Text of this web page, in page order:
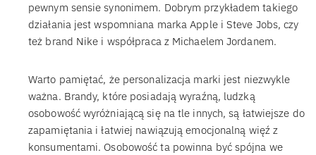
pewnym sensie synonimem. Dobrym przykładem takiego
działania jest wspomniana marka Apple i Steve Jobs, czy
też brand Nike i współpraca z Michaelem Jordanem.
Warto pamiętać, że personalizacja marki jest niezwykle
ważna. Brandy, które posiadają wyraźną, ludzką
osobowość wyróżniającą się na tle innych, są łatwiejsze do
zapamiętania i łatwiej nawiązują emocjonalną więź z
konsumentami. Osobowość ta powinna być spójna we